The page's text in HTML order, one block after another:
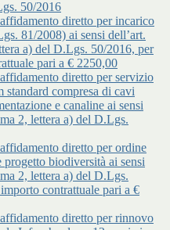
50/2016
diretto per incarico
81/2008) ai sensi dell’art.
a) del D.Lgs. 50/2016, per
pari a € 2250,00
diretto per servizio
standard compresa di cavi
e canaline ai sensi
2, lettera a) del D.Lgs.
diretto per ordine
progetto biodiversità ai sensi
2, lettera a) del D.Lgs.
contrattuale pari a €
diretto per rinnovo